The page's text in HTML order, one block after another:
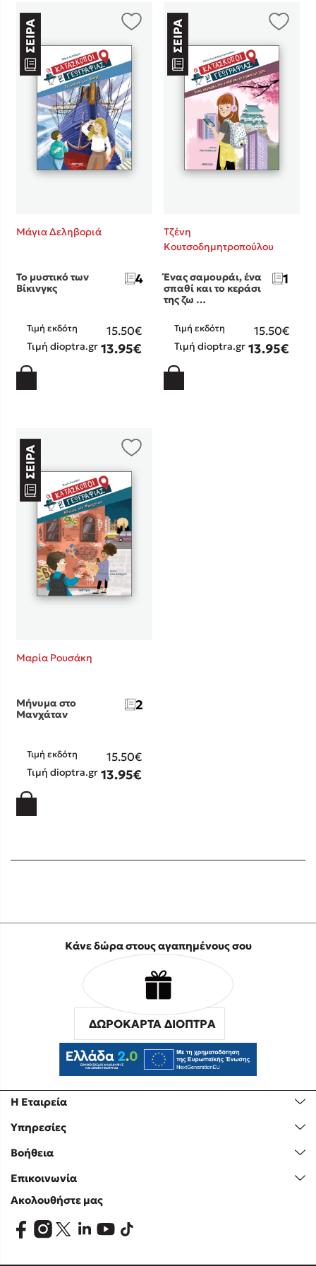
Μάγια Δεληβοριά
Το μυστικό των
Βίκινγκς
4
Τιμή εκδότη 15.50€
Τιμή dioptra.gr 13.95€
Τζένη
Κουτσοδημητροπούλου
Ένας σαμουράι, ένα
σπαθί και το κεράσι
της ζω …
1
Τιμή εκδότη 15.50€
Τιμή dioptra.gr 13.95€
Μαρία Ρουσάκη
Μήνυμα στο
Μανχάταν
2
Τιμή εκδότη 15.50€
Τιμή dioptra.gr 13.95€
Η Εταιρεία
Υπηρεσίες
Βοήθεια
Επικοινωνία
Κάνε δώρα στους αγαπημένους σου
ΔΩΡΟΚΑΡΤΑ ΔΙΟΠΤΡΑ
Ακολουθήστε μας